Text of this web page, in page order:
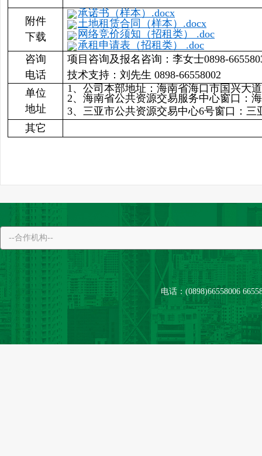
附件
下载
承诺书（样本）.docx
土地租赁合同（样本）.docx
网络竞价须知（招租类） .doc
承租申请表（招租类） .doc
咨询
电话
项目咨询及报名咨询：李女士0898-
技术支持：刘先生 0898-66558002
单位
地址
1、公司本部地址：海南省海口市国兴大
2、海南省公共资源交易服务中心窗口：
3、三亚市公共资源交易中心6号窗口：
其它
电话：(0898)66558006